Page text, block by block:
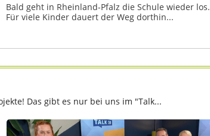
Bald geht in Rheinland-Pfalz die Schule wieder los.
Für viele Kinder dauert der Weg dorthin...
Das gibt es nur bei uns im "Talk...